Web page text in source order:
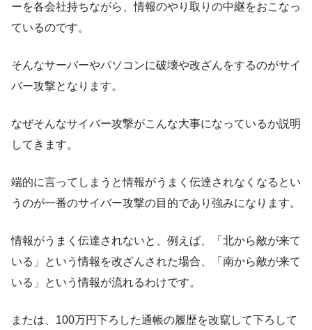
ーを各会社持ちながら、情報のやり取りの中継をおこなっ
ているのです。
そんなサーバーやパソコンに破壊や改ざんをするのがサイ
バー攻撃となります。
なぜそんなサイバー攻撃がこんな大事になっているか説明
してきます。
端的に言ってしまうと情報がうまく伝達されなくなるとい
うのが一番のサイバー攻撃の目的であり強みになります。
情報がうまく伝達されないと、例えば、「北から敵が来て
いる」という情報を改ざんされた場合、「南から敵が来て
いる」という情報が流れるわけです。
または、100万円下ろした通帳の履歴を改竄して下ろして